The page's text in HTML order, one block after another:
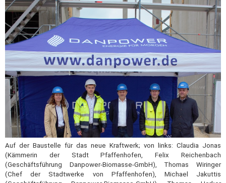
Auf der Baustelle für das neue Kraftwerk; von links: Claudia Jonas
(Kämmerin der Stadt Pfaffenhofen, Felix Reichenbach
(Geschäftsführung Danpower-Biomasse-GmbH), Thomas Wiringer
(Chef der Stadtwerke von Pfaffenhofen), Michael Jakuttis